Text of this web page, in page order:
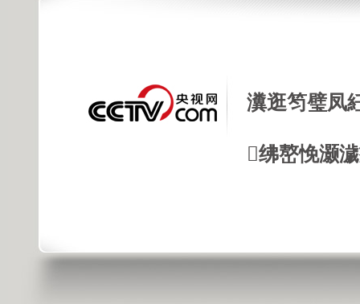
瀵逛笉璧凤
绋嶅悗灏